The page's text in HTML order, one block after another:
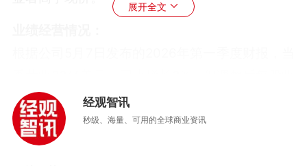
益1.53美元低于市场预期
业绩指引，预计营收有机增长2%至5%
布当日（5月7日）股价暴跌21.5%。
展开全文
经观智讯
秒级、海量、可用的全球商业资讯